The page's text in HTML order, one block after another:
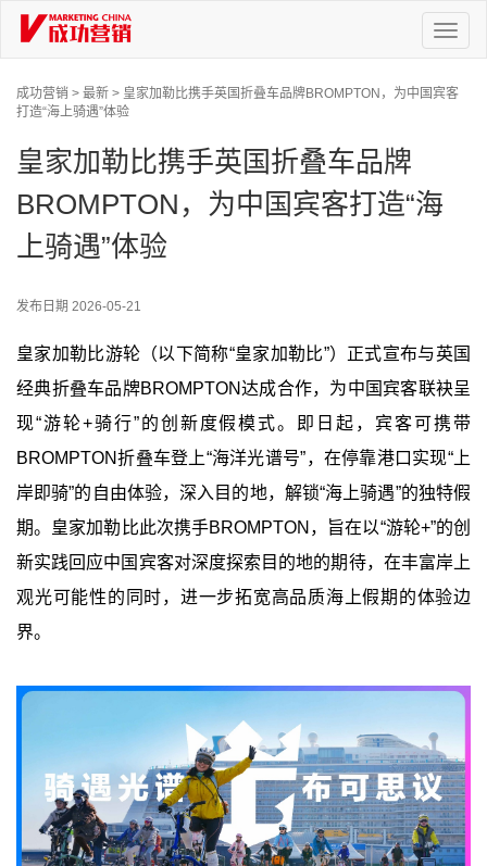
成功营销 > 最新 > 皇家加勒比携手英国折叠车品牌BROMPTON，为中国宾客
打造“海上骑遇”体验
皇家加勒比携手英国折叠车品牌
BROMPTON，为中国宾客打造“海
上骑遇”体验
发布日期 2026-05-21
皇家加勒比游轮（以下简称“皇家加勒比”）正式宣布与英国
经典折叠车品牌BROMPTON达成合作，为中国宾客联袂呈
现“游轮+骑行”的创新度假模式。即日起，宾客可携带
BROMPTON折叠车登上“海洋光谱号”，在停靠港口实现“上
岸即骑”的自由体验，深入目的地，解锁“海上骑遇”的独特假
期。皇家加勒比此次携手BROMPTON，旨在以“游轮+”的创
新实践回应中国宾客对深度探索目的地的期待，在丰富岸上
观光可能性的同时，进一步拓宽高品质海上假期的体验边
界。